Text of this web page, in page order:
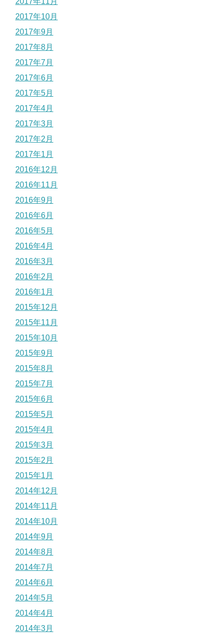
2017年10月
2017年9月
2017年8月
2017年7月
2017年6月
2017年5月
2017年4月
2017年3月
2017年2月
2017年1月
2016年12月
2016年11月
2016年9月
2016年6月
2016年5月
2016年4月
2016年3月
2016年2月
2016年1月
2015年12月
2015年11月
2015年10月
2015年9月
2015年8月
2015年7月
2015年6月
2015年5月
2015年4月
2015年3月
2015年2月
2015年1月
2014年12月
2014年11月
2014年10月
2014年9月
2014年8月
2014年7月
2014年6月
2014年5月
2014年4月
2014年3月